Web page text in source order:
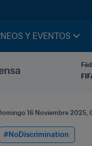
Y EVENTOS
16 Noviembre 2025,
#NoDiscrimination